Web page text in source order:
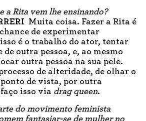
a Rita vem lhe ensinando?
Muita coisa. Fazer a Rita é
de experimentar
é o trabalho do ator, tentar
de outra pessoa, e, ao mesmo
outra pessoa na sua pele.
de alteridade, de olhar o
de vista, por outra
isso via drag queen.
do movimento feminista
fantasiar-se de mulher no